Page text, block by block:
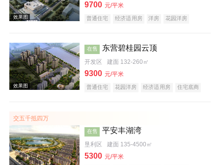
效果图
9700 元/平米
普通住宅 经济适用房 洋房
花园洋房
河景地产
大平层 名企盘
在售 东营碧桂园云顶
开发区 建面 132-260㎡
9300 元/平米
普通住宅 花园洋房 经济适用房
住宅底商
交五千抵四万
在售 平安丰湖湾
垦利区 建面 135-4500㎡
5300 元/平米